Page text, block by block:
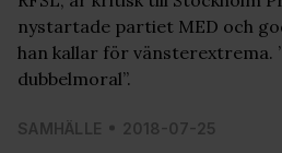
nystartade partiet MED och
han kallar för vänsterextrema.
dubbelmoral”.
SAMHÄLLE 2018-07-25